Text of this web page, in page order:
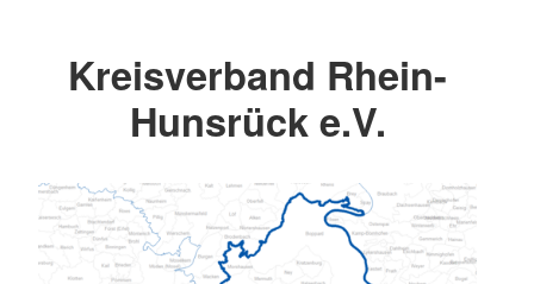
Kreisverband Rhein-
Hunsrück e.V.